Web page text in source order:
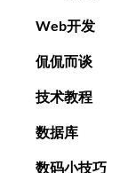
Web开发
侃侃而谈
技术教程
数据库
数码小技巧